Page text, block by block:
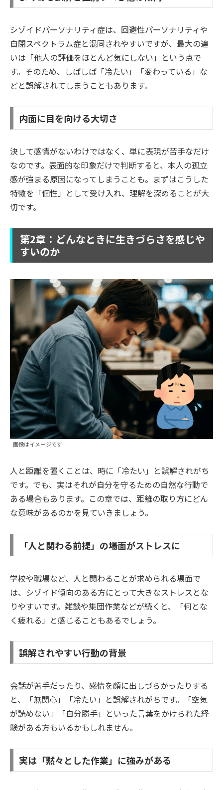
シゾイドパーソナリティ症は、回避性パーソナリティや
自閉スペクトラム症と混同されやすいですが、最大の違
いは「他人の評価をほとんど気にしない」という点で
す。そのため、しばしば「冷たい」「変わっている」な
どと誤解されてしまうこともあります。
内面に目を向ける大切さ
決して感情がないわけではなく、単に表現が苦手なだけ
なのです。表面的な印象だけで判断すると、本人の孤立
感が強まる原因になってしまうことも。まずはこうした
特徴を「個性」として受け入れ、理解を深めることが大
切です。
第2章：どんなときに生きづらさを感じや
すいのか
画像はイメージです
人と距離を置くことは、時に「冷たい」と誤解されがち
です。でも、実はそれが自分を守るための自然な行動で
ある場合もあります。この章では、距離の取り方にどん
な意味があるのかを見ていきましょう。
「人と関わる前提」の場面がストレスに
学校や職場など、人と関わることが求められる場面で
は、シゾイド傾向のある方にとって大きなストレスとな
りやすいです。雑談や集団作業などが続くと、「何とな
く疲れる」と感じることもあるでしょう。
誤解されやすい行動の背景
会話が苦手だったり、感情を顔に出しづらかったりする
と、「無関心」「冷たい」と誤解されがちです。「空気
が読めない」「自分勝手」といった言葉をかけられた経
験がある方もいるかもしれません。
実は「黙々とした作業」に強みがある